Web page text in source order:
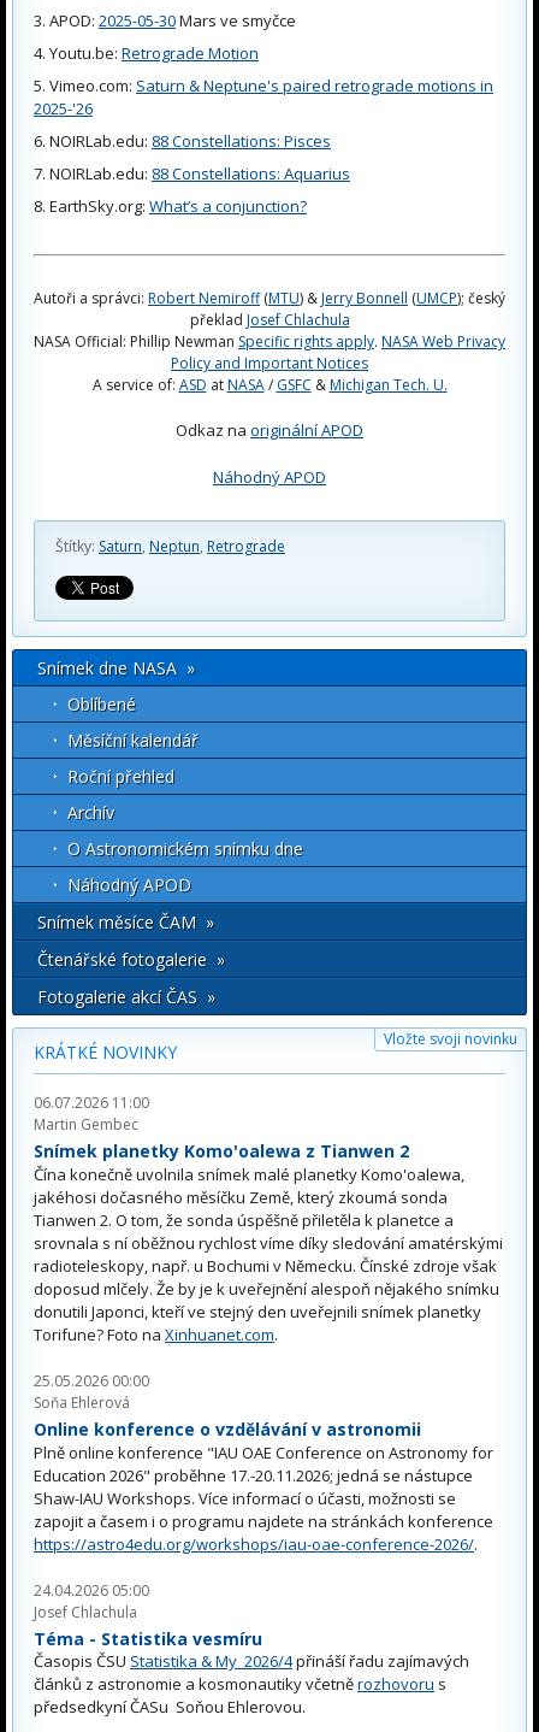
APOD: 2025-05-30Mars ve smyčce
Youtu.be: Retrograde Motion
Vimeo.com: Saturn & Neptune's paired retrograde motions in
2025-'26
NOIRLab.edu: 88 Constellations: Pisces
NOIRLab.edu: 88 Constellations: Aquarius
EarthSky.org: What’s a conjunction?
Autoři a správci: Robert Nemiroff(MTU) &Jerry Bonnell (UMCP); český
překlad Josef Chlachula
NASA Official: Phillip Newman Specific rights apply. NASA Web Privacy
Policy and Important Notices
A service of: ASD atNASA/ GSFC &Michigan Tech. U.
Odkaz na originální APOD
Náhodný APOD
Štítky: Saturn, Neptun, Retrograde
Snímek dne NASA »
Oblíbené
Měsíční kalendář
Roční přehled
Archív
O Astronomickém snímku dne
Náhodný APOD
Snímek měsíce ČAM »
Čtenářské fotogalerie »
Fotogalerie akcí ČAS »
Vložte svoji novinku
KRÁTKÉ NOVINKY
06.07.2026 11:00
Martin Gembec
Snímek planetky Komo'oalewa z Tianwen 2
Čína konečně uvolnila snímek malé planetky Komo'oalewa,
jakéhosi dočasného měsíčku Země, který zkoumá sonda
Tianwen 2. O tom, že sonda úspěšně přiletěla k planetce a
srovnala s ní oběžnou rychlost víme díky sledování amatérskými
radioteleskopy, např. u Bochumi v Německu. Čínské zdroje však
doposud mlčely. Že by je k uveřejnění alespoň nějakého snímku
donutili Japonci, kteří ve stejný den uveřejnili snímek planetky
Torifune? Foto na Xinhuanet.com.
25.05.2026 00:00
Soňa Ehlerová
Online konference o vzdělávání v astronomii
Plně online konference "IAU OAE Conference on Astronomy for
Education 2026" proběhne 17.-20.11.2026; jedná se nástupce
Shaw-IAU Workshops. Více informací o účasti, možnosti se
zapojit a časem i o programu najdete na stránkách konference
https://astro4edu.org/workshops/iau-oae-conference-2026/.
24.04.2026 05:00
Josef Chlachula
Téma - Statistika vesmíru
Časopis ČSU Statistika & My 2026/4přináší řadu zajímavých
článků z astronomie a kosmonautiky včetněrozhovoru s
předsedkyní ČASu Soňou Ehlerovou.